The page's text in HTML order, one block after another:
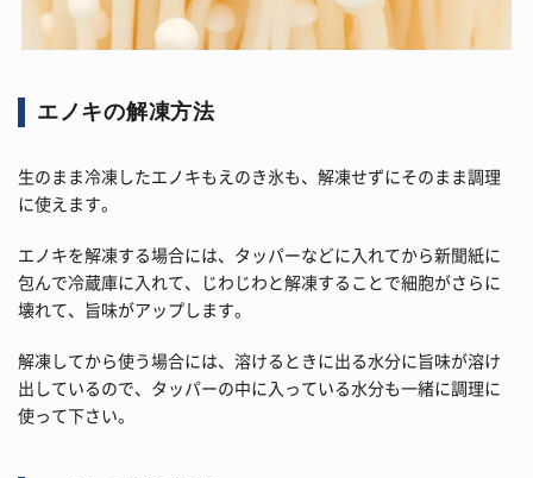
エノキの解凍方法
生のまま冷凍したエノキもえのき氷も、解凍せずにそのまま調理
に使えます。
エノキを解凍する場合には、タッパーなどに入れてから新聞紙に
包んで冷蔵庫に入れて、じわじわと解凍することで細胞がさらに
壊れて、旨味がアップします。
解凍してから使う場合には、溶けるときに出る水分に旨味が溶け
出しているので、タッパーの中に入っている水分も一緒に調理に
使って下さい。